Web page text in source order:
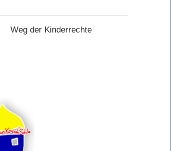
Weg der Kinderrechte